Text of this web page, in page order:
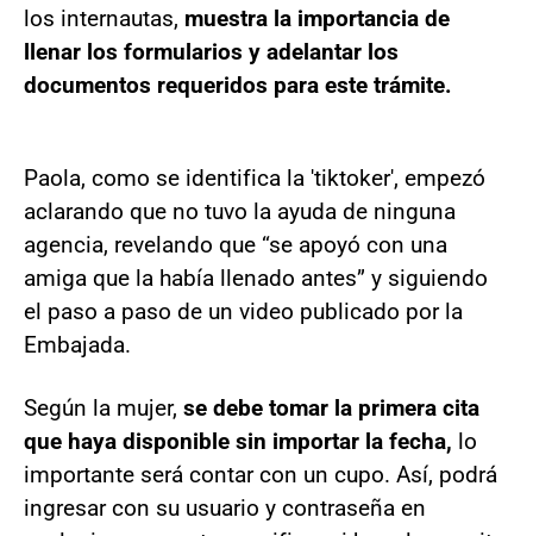
los internautas, muestra la importancia de
llenar los formularios y adelantar los
documentos requeridos para este trámite.
Paola, como se identifica la 'tiktoker', empezó
aclarando que no tuvo la ayuda de ninguna
agencia, revelando que “se apoyó con una
amiga que la había llenado antes” y siguiendo
el paso a paso de un video publicado por la
Embajada.
Según la mujer, se debe tomar la primera cita
que haya disponible sin importar la fecha, lo
importante será contar con un cupo. Así, podrá
ingresar con su usuario y contraseña en